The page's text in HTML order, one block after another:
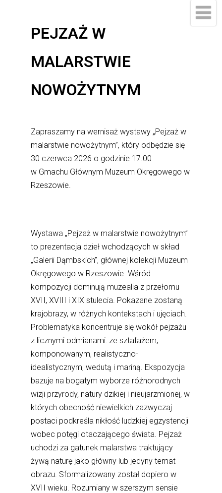
PEJZAŻ W
MALARSTWIE
NOWOŻYTNYM
Zapraszamy na wernisaż wystawy „Pejzaż w
malarstwie nowożytnym”, który odbędzie się
30 czerwca 2026 o godzinie 17.00
w Gmachu Głównym Muzeum Okręgowego w
Rzeszowie.
Wystawa „Pejzaż w malarstwie nowożytnym”
to prezentacja dzieł wchodzących w skład
„Galerii Dąmbskich”, głównej kolekcji Muzeum
Okręgowego w Rzeszowie. Wśród
kompozycji dominują muzealia z przełomu
XVII, XVIII i XIX stulecia. Pokazane zostaną
krajobrazy, w różnych kontekstach i ujęciach.
Problematyka koncentruje się wokół pejzażu
z licznymi odmianami: ze sztafażem,
komponowanym, realistyczno-
idealistycznym, wedutą i mariną. Ekspozycja
bazuje na bogatym wyborze różnorodnych
wizji przyrody, natury dzikiej i nieujarzmionej, w
których obecność niewielkich zazwyczaj
postaci podkreśla nikłość ludzkiej egzystencji
wobec potęgi otaczającego świata. Pejzaż
uchodzi za gatunek malarstwa traktujący
żywą naturę jako główny lub jedyny temat
obrazu. Sformalizowany został dopiero w
XVII wieku. Rozumiany w szerszym sensie